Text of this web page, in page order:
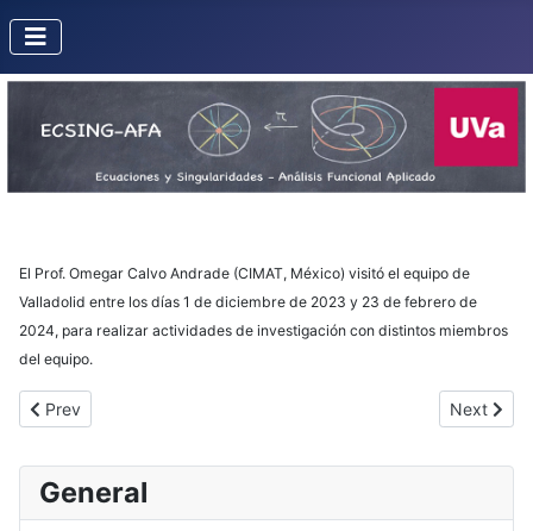
General
El Prof. Omegar Calvo Andrade (CIMAT, México) visitó el equipo de
Valladolid entre los días 1 de diciembre de 2023 y 23 de febrero de
2024, para realizar actividades de investigación con distintos miembros
del equipo.
Previous article: Matilde Martínez (Universidad de La República,
Prev Next
Next